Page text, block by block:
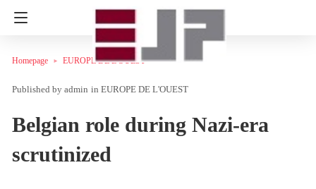
Homepage EUROPE DE L'OUEST
admin in EUROPE DE L'OUEST
Belgian role during Nazi-era
scrutinized